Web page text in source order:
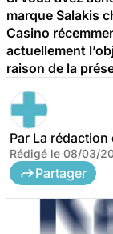
marque Salakis
Casino
actuellement
raison de la
Par La rédaction
Rédigé le 08/03/
Partager